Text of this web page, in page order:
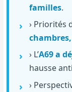
familles.
› Priorités
› L’A69 a
hausse
›